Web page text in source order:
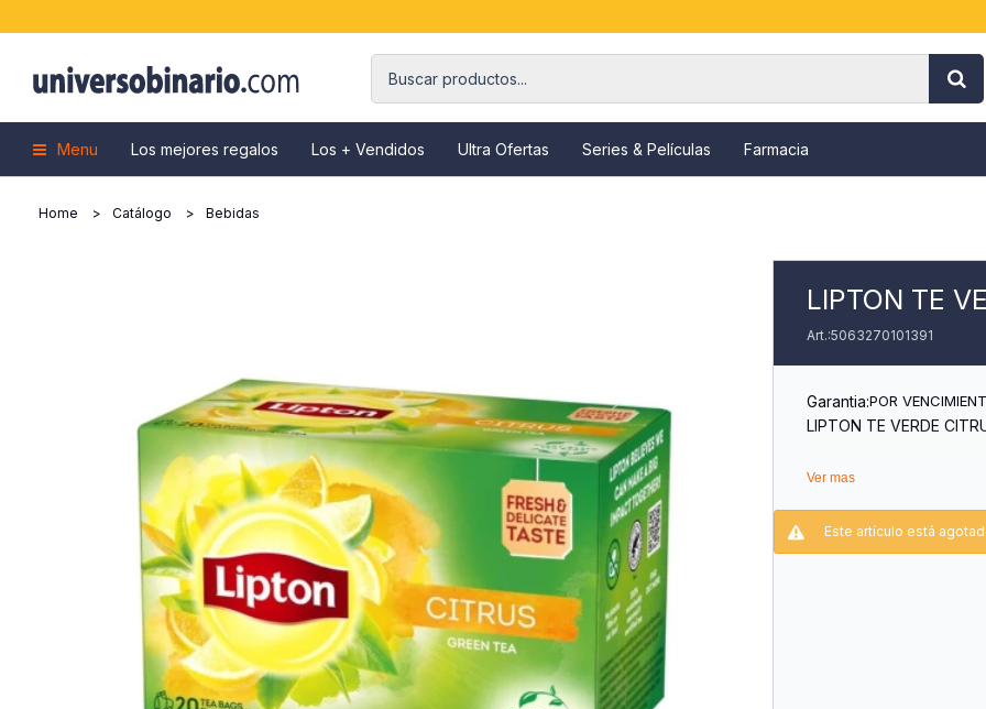
Menu Los mejores regalos Los + Vendidos Ultra Ofertas Series & Películas Farmacia
Home Catálogo Bebidas
LIPTON TE
5063270101391
Garantia:POR
LIPTON TE VERDE
Ver mas
Este artículo está